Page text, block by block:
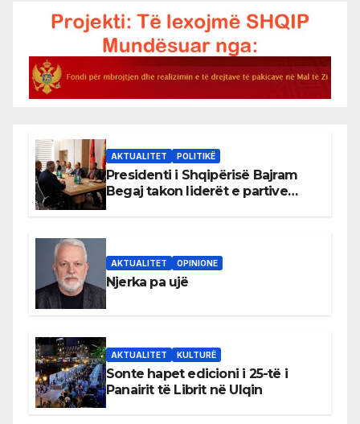
AKTUALITET POLITIKË
Presidenti i Shqipërisë Bajram
Begaj takon liderët e partive
AKTUALITET OPINIONE
Njerka pa ujë
AKTUALITET KULTURË
Sonte hapet edicioni i 25-të i
Panairit të Librit në Ulqin